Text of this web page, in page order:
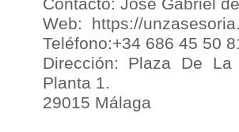
Contacto: José Gabriel
Web: https://
Teléfono:+34 686 45 50
Dirección: Plaza De La
Planta 1.
29015 Málaga